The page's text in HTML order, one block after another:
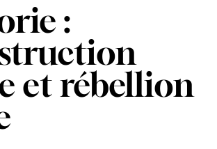
:
et rébellion